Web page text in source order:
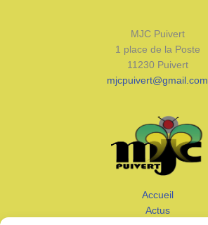
MJC Puivert
1 place de la Poste
11230 Puivert
mjcpuivert@gmail.com
Accueil
Actus